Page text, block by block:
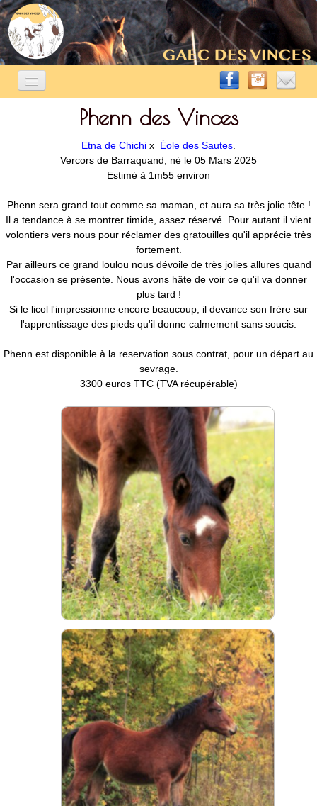
ÉLEVAGE ÉQUIN ▼
AUTRES ACTIVITÉS▼
BLOG
Phenn des Vinces
Etna de Chichi x Éole des Sautes
Vercors de Barraquand, né le 05 Mars 2025
Estimé à 1m55 environ
Phenn sera grand tout comme sa maman, et aura sa très jolie tête !
Il a tendance à se montrer timide, assez réservé. Pour autant il vient
volontiers vers nous pour réclamer des gratouilles qu'il apprécie très
fortement.
Par ailleurs ce grand loulou nous dévoile de très jolies allures quand
l'occasion se présente. Nous avons hâte de voir ce qu'il va donner
plus tard !
Si le licol l'impressionne encore beaucoup, il devance son frère sur
l'apprentissage des pieds qu'il donne calmement sans soucis.
Phenn est disponible à la reservation sous contrat, pour un départ au
sevrage.
3300 euros TTC (TVA récupérable)